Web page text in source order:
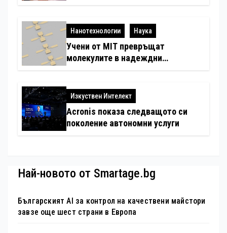
Нанотехнологии Наука
Учени от MIT превръщат
молекулите в надеждни
Изкуствен Интелект
Acronis показа следващото си
поколение автономни услуги
Най-новото от Smartage.bg
Българският AI за контрол на качествени майстори
завзе още шест страни в Европа